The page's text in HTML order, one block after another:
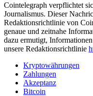
Cointelegraph verpflichtet
Journalismus. Dieser
Redaktionsrichtlinie von
genaue und zeitnahe
dazu ermutigt,
unsere Redaktionsrichtlinie
Kryptowährungen
Zahlungen
Akzeptanz
Bitcoin